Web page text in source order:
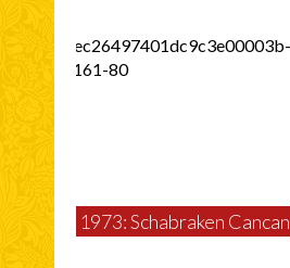
1973: Schabraken Cancan